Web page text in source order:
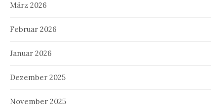
März 2026
Februar 2026
Januar 2026
Dezember 2025
November 2025